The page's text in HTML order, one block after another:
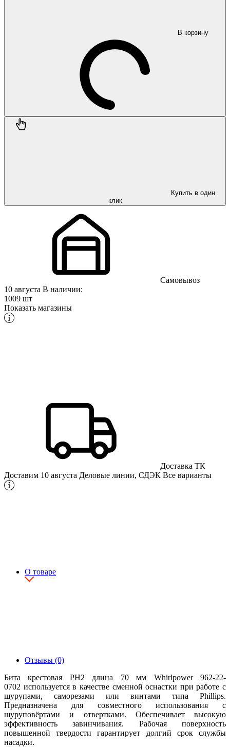
В корзину
Купить в один
клик
Самовывоз
10 августа В наличии:
1009 шт
Показать магазины
Доставка ТК
Доставим 10 августа Деловые линии, СДЭК Все варианты
О товаре
Отзывы (0)
Бита крестовая РН2 длина 70 мм Whirlpower 962-22-
0702 используется в качестве сменной оснастки при работе с
шурупами, саморезами или винтами типа Phillips.
Предназначена для совместного использования с
шуруповёртами и отвертками. Обеспечивает высокую
эффективность завинчивания. Рабочая поверхность
повышенной твердости гарантирует долгий срок службы
насадки.